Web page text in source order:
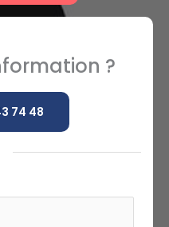
?
74 48